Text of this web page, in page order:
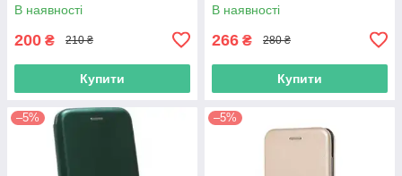
В наявності
200 ₴ 210 ₴
Купити
В наявності
266 ₴ 280 ₴
Купити
–5% –5%